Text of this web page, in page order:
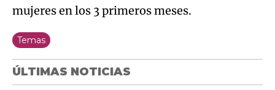
mujeres en los 3 primeros meses.
Temas
ÚLTIMAS NOTICIAS